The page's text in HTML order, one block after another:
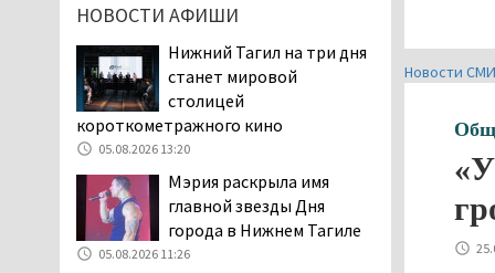
Новости
Эксперты назвали
причины массового мора
рыбы в Свердловской
области
Осуждённый за убийство
тагильского хоккеиста
Александра Чумарина
Самат Хазипов в очередной раз
попал на скамью подсудимых
НОВОСТИ АФИШИ
Нижний Тагил на три дня
станет мировой
столицей
короткометражного кино
05.08.2026 13:20
Мэрия раскрыла имя
главной звезды Дня
города в Нижнем Тагиле
05.08.2026 11:26